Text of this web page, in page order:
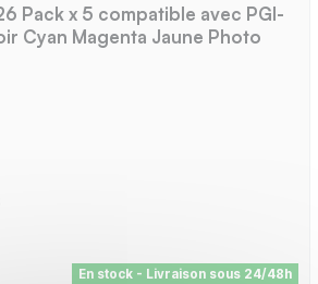
Pack x 5 compatible avec PGI-
Cyan Magenta Jaune Photo
En stock - Livraison sous 24/48h